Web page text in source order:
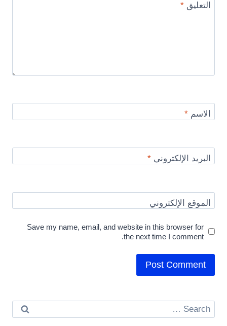
التعليق*
الاسم*
البريد الإلكتروني*
الموقع الإلكتروني
Save my name, email, and website in this browser for
the next time I comment.
Search
for: